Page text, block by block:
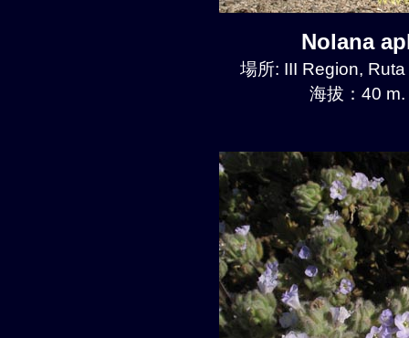
Nolana
場所: III Region,
海拔：40